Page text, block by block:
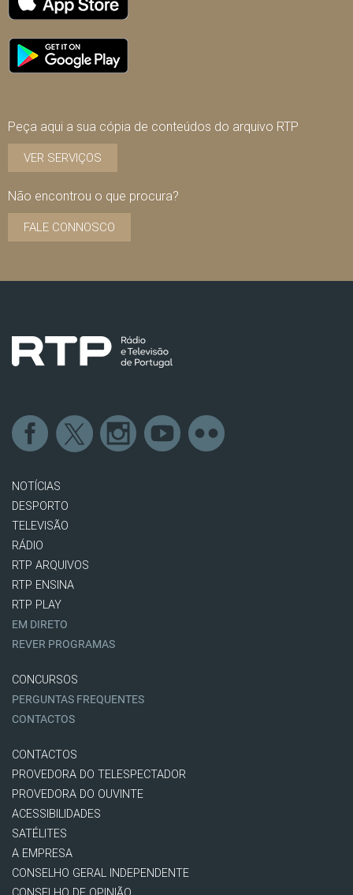
Peça aqui a sua cópia de conteúdos do arquivo RTP
VER SERVIÇOS
Não encontrou o que procura?
FALE CONNOSCO
NOTÍCIAS
DESPORTO
TELEVISÃO
RÁDIO
RTP ARQUIVOS
RTP ENSINA
RTP PLAY
EM DIRETO
REVER PROGRAMAS
CONCURSOS
PERGUNTAS FREQUENTES
CONTACTOS
CONTACTOS
PROVEDORA DO TELESPECTADOR
PROVEDORA DO OUVINTE
ACESSIBILIDADES
SATÉLITES
A EMPRESA
CONSELHO GERAL INDEPENDENTE